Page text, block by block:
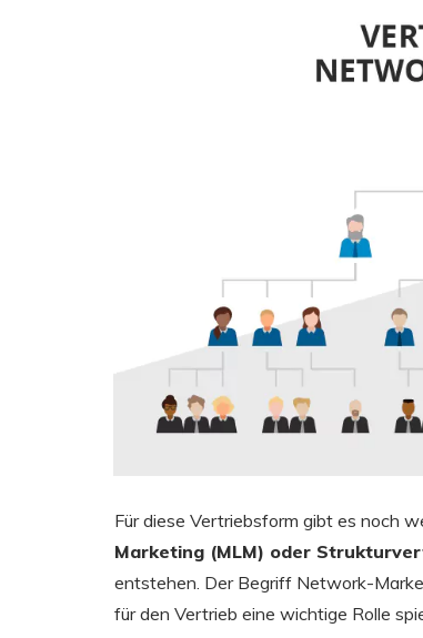
Für diese Vertriebsform gibt es noch
Marketing (MLM) oder
entstehen. Der Begriff Network-
für den Vertrieb eine wichtige Rolle